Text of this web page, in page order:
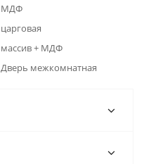
МДФ
царговая
массив + МДФ
Дверь межкомнатная